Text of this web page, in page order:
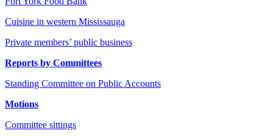
Cuisine in western Mississauga
Private members’ public business
Reports by Committees
Standing Committee on Public Accounts
Motions
Committee sittings